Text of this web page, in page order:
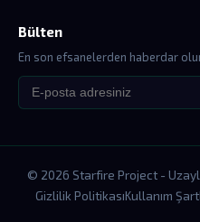
Bülten
En son efsanelerden haberdar
© 2026 Starfire Project -
Gizlilik PolitikasıKullanım